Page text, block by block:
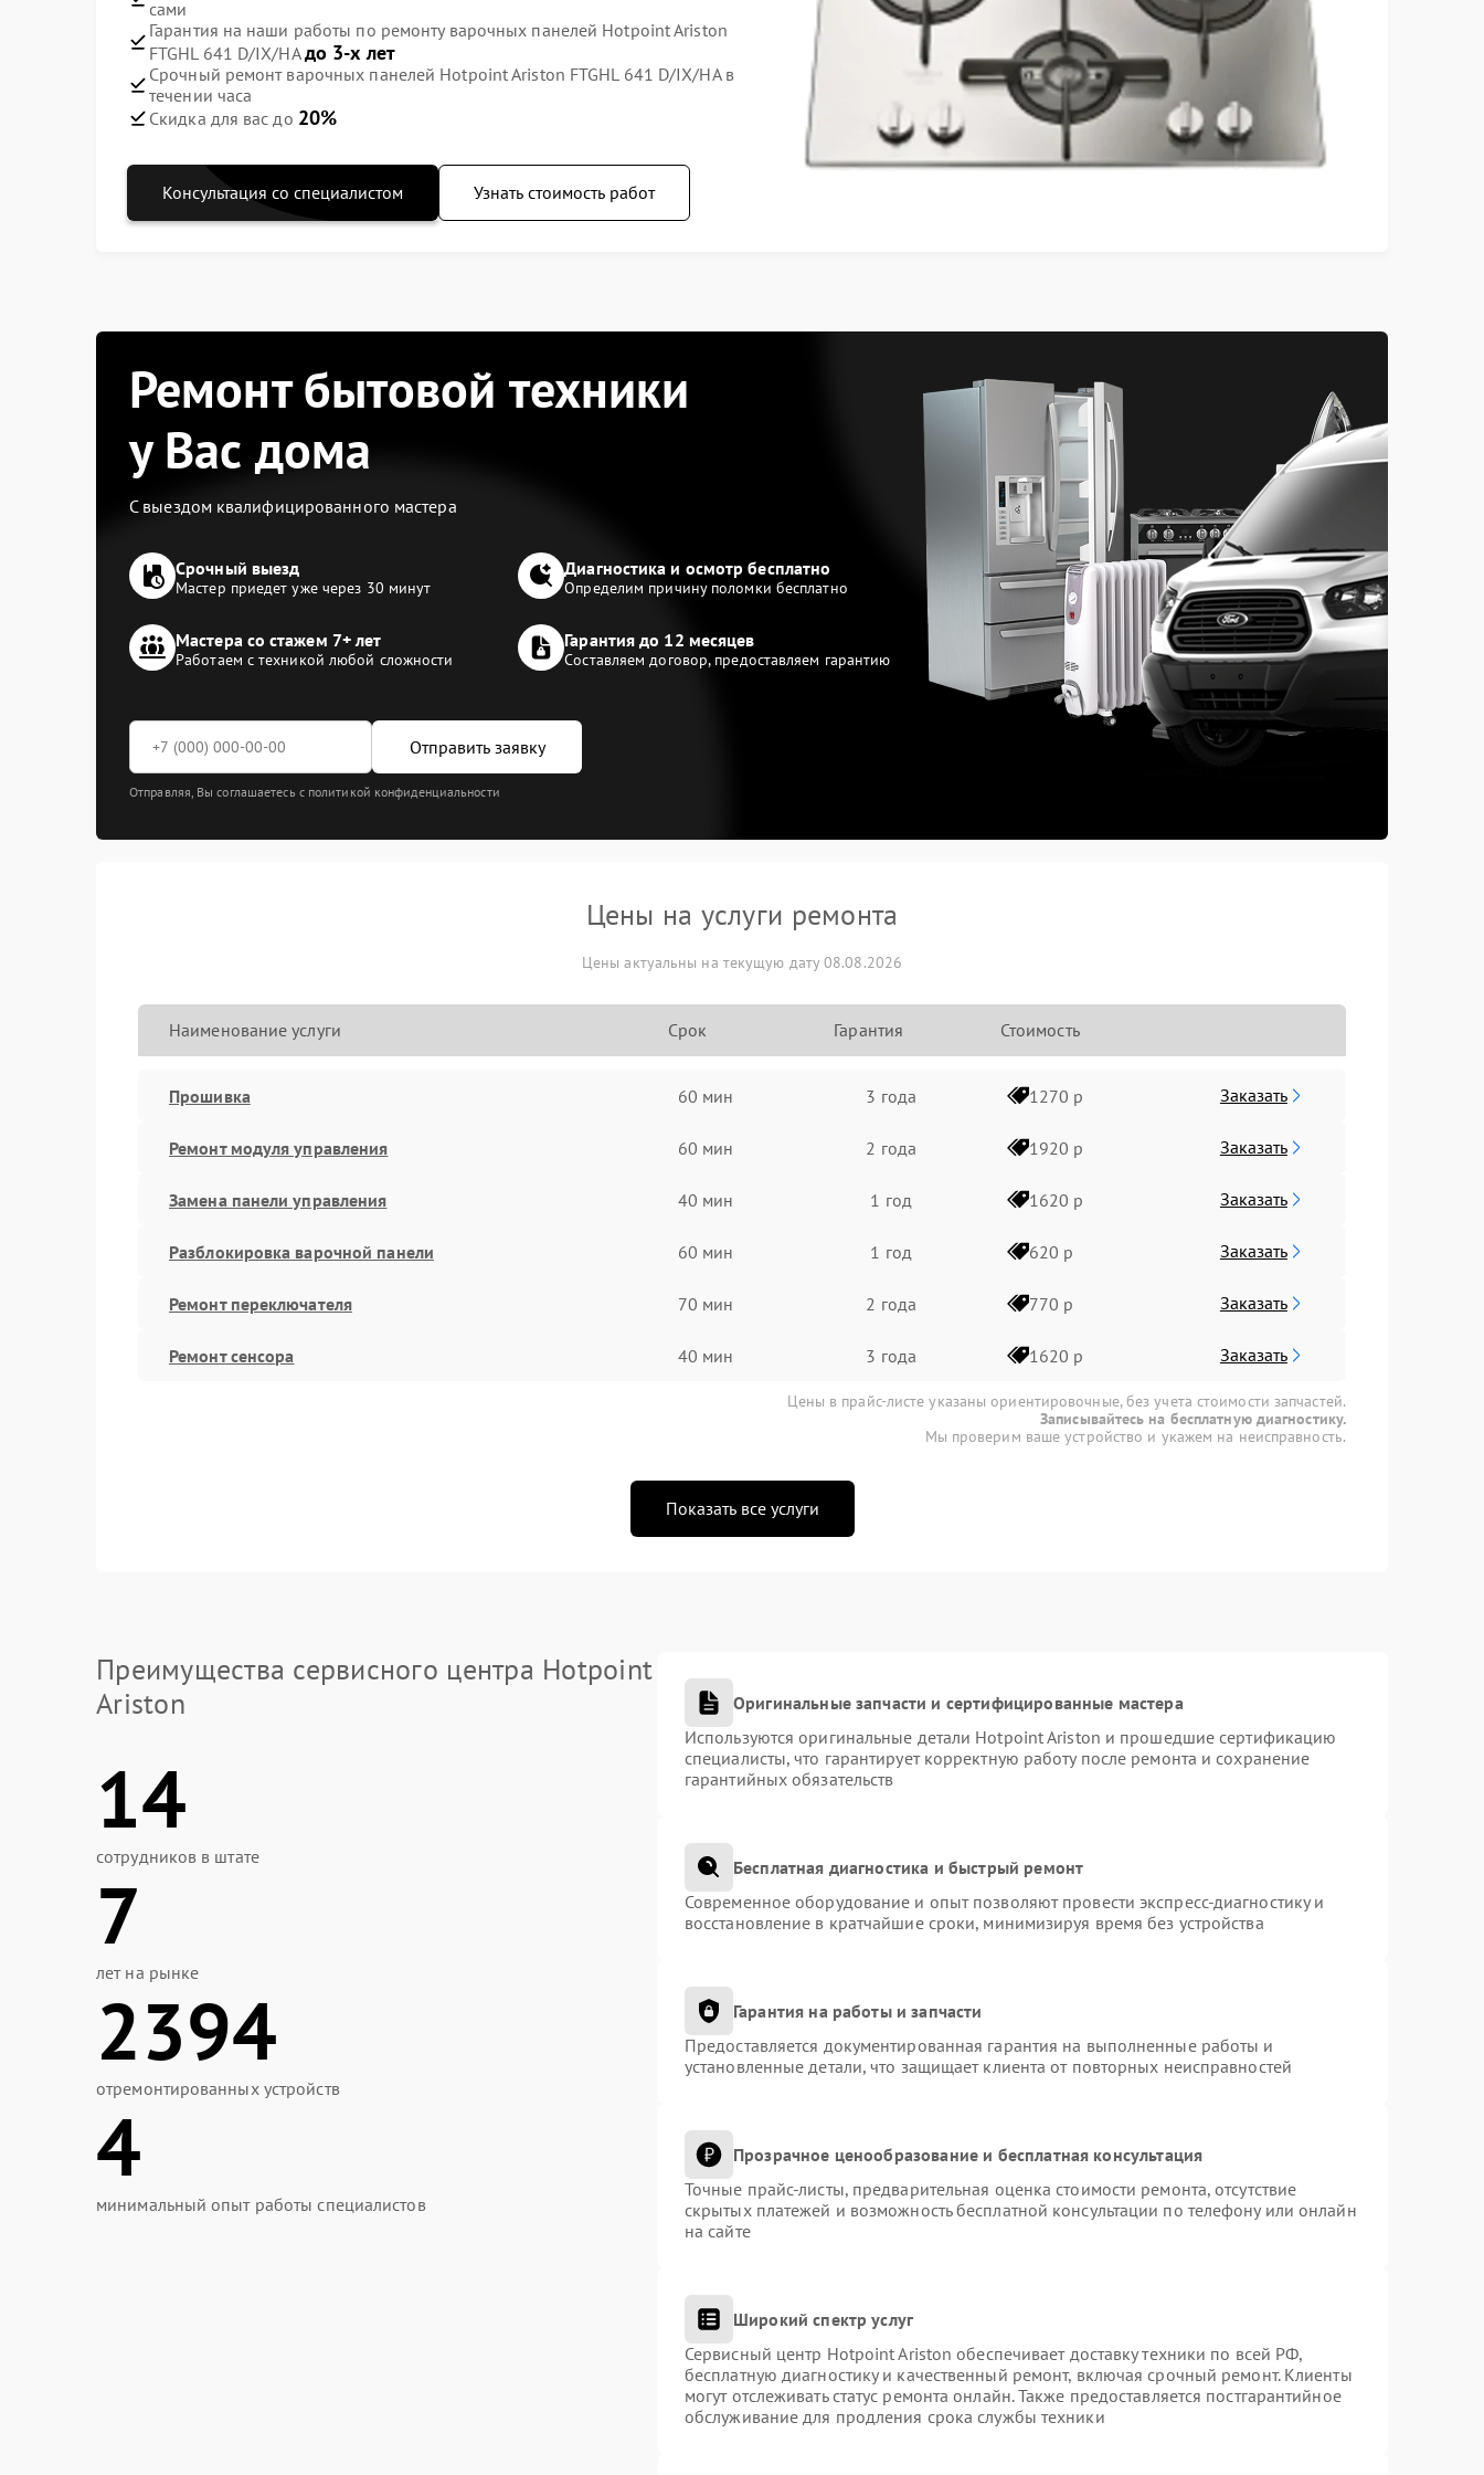
сами
Гарантия на наши работы по ремонту варочных панелей Hotpoint Ariston
FTGHL 641 D/IX/HAдо 3-х лет
Срочный ремонт варочных панелей Hotpoint Ariston FTGHL 641 D/IX/HA в
течении часа
Скидка для вас до 20%
Консультация со специалистом Узнать стоимость работ
Ремонт бытовой техники
у Вас дома
С выездом квалифицированного мастера
Срочный выезд
Мастер приедет уже через 30 минут
Диагностика и осмотр бесплатно
Определим причину поломки бесплатно
Мастера со стажем 7+ лет
Работаем с техникой любой сложности
Гарантия до 12 месяцев
Составляем договор, предоставляем гарантию
Отправить заявку
Отправляя, Вы соглашаетесь с политикой конфиденциальности
Цены на услуги ремонта
Цены актуальны на текущую дату 08.08.2026
Наименование услуги Срок Гарантия Стоимость
Прошивка 60 мин 3 года 1270 р Заказать
Ремонт модуля управления 60 мин 2 года 1920 р Заказать
Замена панели управления 40 мин 1 год 1620 р Заказать
Разблокировка варочной панели 60 мин 1 год 620 р Заказать
Ремонт переключателя 70 мин 2 года 770 р Заказать
Ремонт сенсора 40 мин 3 года 1620 р Заказать
Цены в прайс-листе указаны ориентировочные, без учета стоимости запчастей.
Записывайтесь на бесплатную диагностику.
Мы проверим ваше устройство и укажем на неисправность.
Показать все услуги
Преимущества сервисного центра Hotpoint
Ariston
14
сотрудников в штате
7
лет на рынке
2394
отремонтированных устройств
4
минимальный опыт работы специалистов
Оригинальные запчасти и сертифицированные мастера
Используются оригинальные детали Hotpoint Ariston и прошедшие сертификацию
специалисты, что гарантирует корректную работу после ремонта и сохранение
гарантийных обязательств
Бесплатная диагностика и быстрый ремонт
Современное оборудование и опыт позволяют провести экспресс-диагностику и
восстановление в кратчайшие сроки, минимизируя время без устройства
Гарантия на работы и запчасти
Предоставляется документированная гарантия на выполненные работы и
установленные детали, что защищает клиента от повторных неисправностей
Прозрачное ценообразование и бесплатная консультация
Точные прайс-листы, предварительная оценка стоимости ремонта, отсутствие
скрытых платежей и возможность бесплатной консультации по телефону или онлайн
на сайте
Широкий спектр услуг
Сервисный центр Hotpoint Ariston обеспечивает доставку техники по всей РФ,
бесплатную диагностику и качественный ремонт, включая срочный ремонт. Клиенты
могут отслеживать статус ремонта онлайн. Также предоставляется постгарантийное
обслуживание для продления срока службы техники